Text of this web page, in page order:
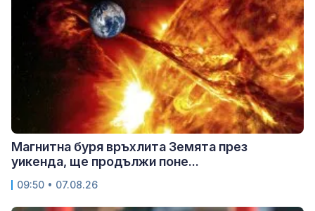
Магнитна буря връхлита Земята през
уикенда, ще продължи поне...
09:50 • 07.08.26